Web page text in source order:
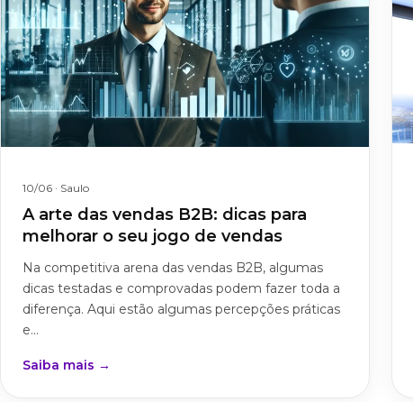
10/06 · Saulo
A arte das vendas B2B: dicas para
melhorar o seu jogo de vendas
Na competitiva arena das vendas B2B, algumas
dicas testadas e comprovadas podem fazer toda a
diferença. Aqui estão algumas percepções práticas
e...
Saiba mais →